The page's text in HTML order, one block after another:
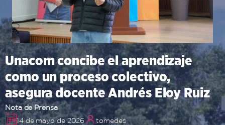
Unacom concibe el aprendizaje
como un proceso colectivo,
asegura docente Andrés Eloy Ruiz
Nota de Prensa
14 de mayo de 2026
tomedes